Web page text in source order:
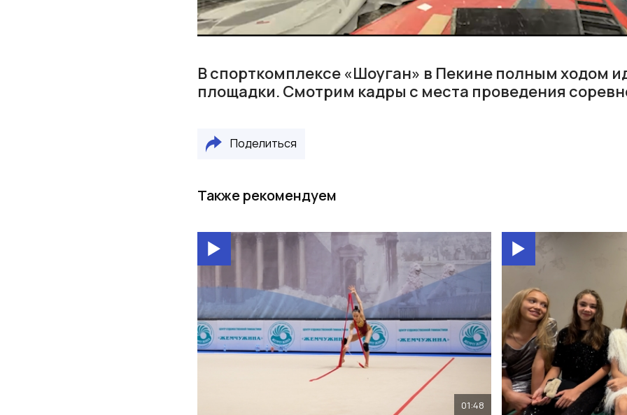
В спорткомплексе «Шоуган» в Пекине полным ходом
площадки. Смотрим кадры с места проведения
Поделиться
Также рекомендуем
01:48